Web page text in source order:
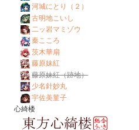
河城にとり（２）
古明地こいし
二ッ岩マミゾウ
秦こころ
茨木華扇
藤原妹紅
藤原妹紅（跡地）
少名針妙丸
宇佐美菫子
心綺楼